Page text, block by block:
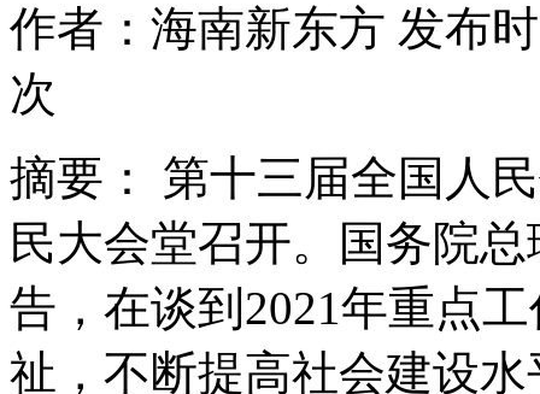
作者：海南新东方 发布
次
摘要： 第十三届全国人
民大会堂召开。国务院
告，在谈到2021年重点
祉，不断提高社会建设